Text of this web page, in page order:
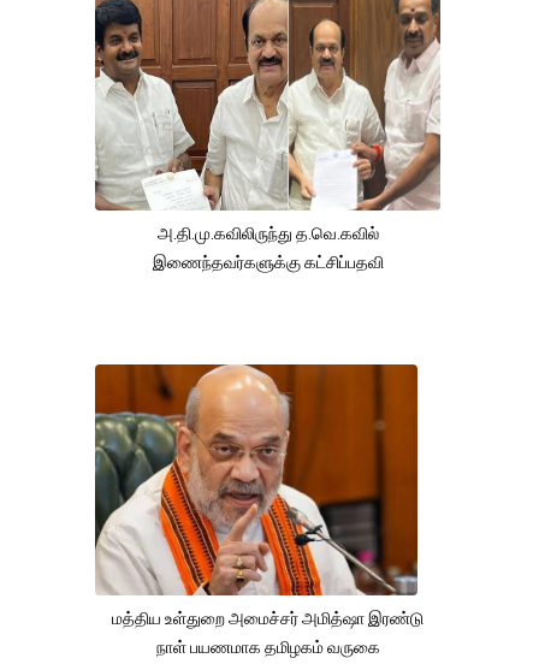
அ.தி.மு.கவிலிருந்து த.வெ.கவில்
இணைந்தவர்களுக்கு கட்சிப்பதவி
மத்திய உள்துறை அமைச்சர் அமித்ஷா இரண்டு
நாள் பயணமாக தமிழகம் வருகை